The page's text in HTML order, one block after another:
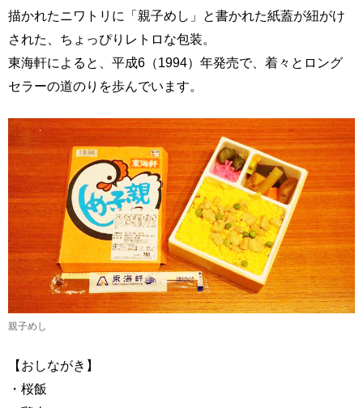
描かれたニワトリに「親子めし」と書かれた紙蓋が紐がけ
された、ちょっぴりレトロな包装。
東海軒によると、平成6（1994）年発売で、着々とロング
セラーの道のりを歩んでいます。
親子めし
【おしながき】
・桜飯